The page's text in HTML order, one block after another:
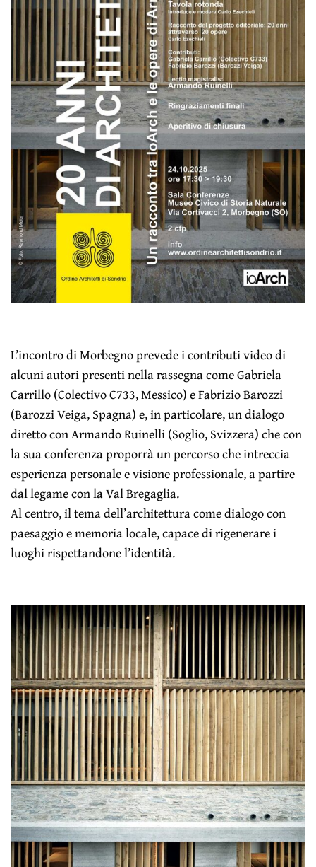
L’incontro di Morbegno prevede i contributi video di
alcuni autori presenti nella rassegna come Gabriela
Carrillo (Colectivo C733, Messico) e Fabrizio Barozzi
(Barozzi Veiga, Spagna) e, in particolare, un dialogo
diretto con Armando Ruinelli (Soglio, Svizzera) che con
la sua conferenza proporrà un percorso che intreccia
esperienza personale e visione professionale, a partire
dal legame con la Val Bregaglia.
Al centro, il tema dell’architettura come dialogo con
paesaggio e memoria locale, capace di rigenerare i
luoghi rispettandone l’identità.